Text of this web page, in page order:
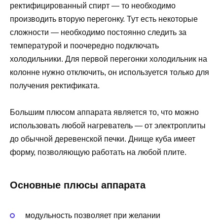
ректифицированный спирт — то необходимо
производить вторую перегонку. Тут есть некоторые
сложности — необходимо постоянно следить за
температурой и поочередно подключать
холодильники. Для первой перегонки холодильник на
колонне нужно отключить, он используется только для
получения ректификата.
Большим плюсом аппарата является то, что можно
использовать любой нагреватель — от электроплиты
до обычной деревенской печки. Днище куба имеет
форму, позволяющую работать на любой плите.
Основные плюсы аппарата
модульность позволяет при желании